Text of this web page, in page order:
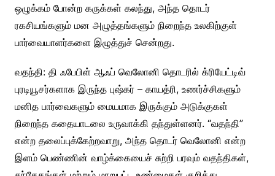
ஒழுக்கம் போன்ற கருக்கள் கலந்து, அந்த தொடர்
ரகசியங்களும் மன அழுத்தங்களும் நிறைந்த உலகிற்குள்
பார்வையாளர்களை இழுத்துச் சென்றது.
வதந்தி: தி ஃபேபிள் ஆஃப் வெலோனி தொடரில் க்ரியேட்டிவ்
புரடியூசர்களாக இருந்த புஷ்கர் – காயத்ரி, உணர்ச்சிகளும்
மனித பார்வைகளும் மையமாக இருக்கும் அடுக்குகள்
நிறைந்த கதையாடலை உருவாக்கி தந்துள்ளனர். “வதந்தி”
என்ற தலைப்புக்கேற்றவாறு, அந்த தொடர் வெலோனி என்ற
இளம் பெண்ணின் வாழ்க்கையைச் சுற்றி பரவும் வதந்திகள்,